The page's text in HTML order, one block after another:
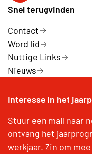
Snel terugvinden
Contact
Word lid
Nuttige Links
Nieuws
Interesse in het
Stuur een mail naar
ontvang het
werkjaar. Zin om